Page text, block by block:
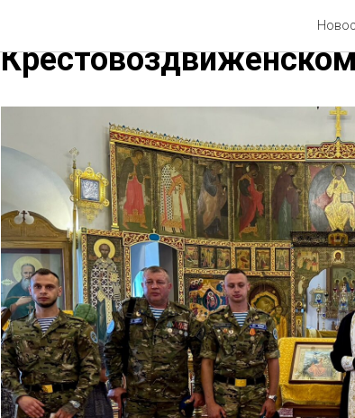
Гости из «Братство